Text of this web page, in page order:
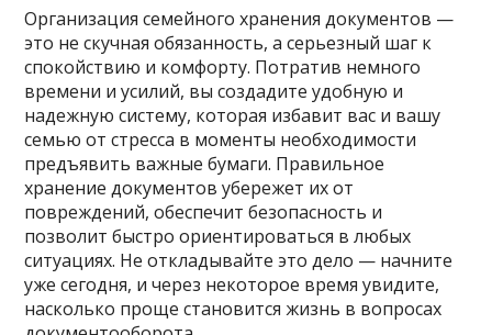
Организация семейного хранения документов —
это не скучная обязанность, а серьезный шаг к
спокойствию и комфорту. Потратив немного
времени и усилий, вы создадите удобную и
надежную систему, которая избавит вас и вашу
семью от стресса в моменты необходимости
предъявить важные бумаги. Правильное
хранение документов убережет их от
повреждений, обеспечит безопасность и
позволит быстро ориентироваться в любых
ситуациях. Не откладывайте это дело — начните
уже сегодня, и через некоторое время увидите,
насколько проще становится жизнь в вопросах